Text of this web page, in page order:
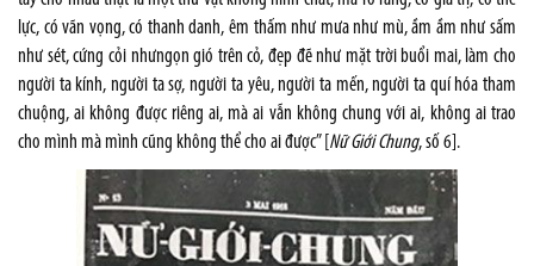
lực, có vãn vọng, có thanh danh, êm thấm như mưa như mù, ầm ầm như sấm
như sét, cứng cỏi nhưngọn gió trên cỏ, đẹp đẽ như mặt trời buổi mai, làm cho
người ta kính, người ta sợ, người ta yêu, người ta mến, người ta quí hóa tham
chuộng, ai không được riêng ai, mà ai vẫn không chung với ai, không ai trao
cho mình mà mình cũng không thể cho ai được” [ Nữ Giới Chung, số 6].